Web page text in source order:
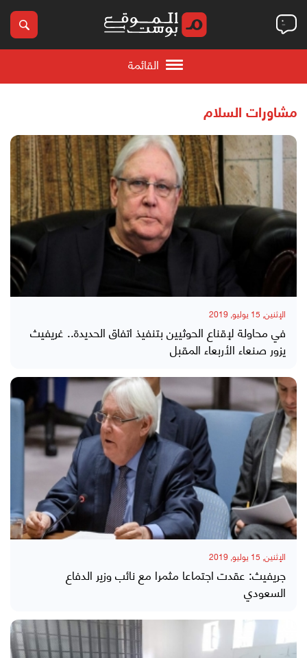
القائمة
مشاورات السلام
الإثنين, 15 يوليو, 2019
في محاولة لإقناع الحوثيين بتنفيذ اتفاق الحديدة.. غريفيث
يزور صنعاء الأربعاء المقبل
الإثنين, 15 يوليو, 2019
جريفيث: عقدت اجتماعا مثمرا مع نائب وزير الدفاع
السعودي